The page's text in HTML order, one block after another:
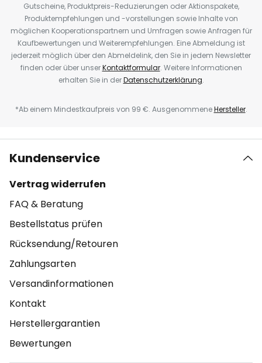
Gutscheine, Produktpreis-Reduzierungen oder Aktionspakete,
Produktempfehlungen und -vorstellungen sowie Inhalte von
möglichen Kooperationspartnern und Umfragen sowie Anfragen für
Kaufbewertungen und Weiterempfehlungen. Eine Abmeldung ist
jederzeit möglich über den Abmeldelink, den Sie in jedem Newsletter
finden oder über unserKontaktformular. Weitere Informationen
erhalten Sie in derDatenschutzerklärung.
*Ab einem Mindestkaufpreis von 99 €. AusgenommeneHersteller.
Kundenservice
Vertrag widerrufen
FAQ & Beratung
Bestellstatus prüfen
Rücksendung/Retouren
Zahlungsarten
Versandinformationen
Kontakt
Herstellergarantien
Bewertungen